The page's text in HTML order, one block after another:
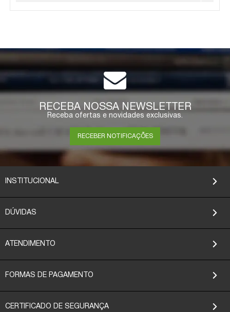
RECEBA NOSSA NEWSLETTER
Receba ofertas e novidades exclusivas.
RECEBER NOTIFICAÇÕES
INSTITUCIONAL
DÚVIDAS
ATENDIMENTO
FORMAS DE PAGAMENTO
CERTIFICADO DE SEGURANÇA